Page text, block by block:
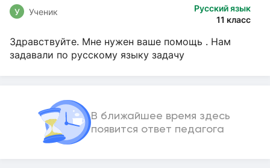
Русский язык
11 класс
У Ученик
Здравствуйте. Мне нужен ваше помощь . Нам
задавали по русскому языку задачу
В ближайшее время здесь
появится ответ педагога